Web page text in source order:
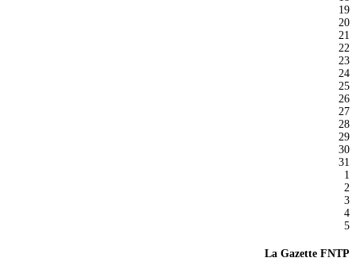
19
20
21
22
23
24
25
26
27
28
29
30
31
1
2
3
4
5
La Gazette FNTP